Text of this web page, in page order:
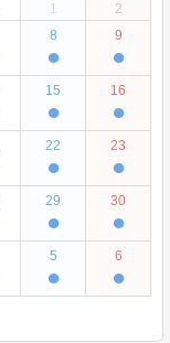
1
2
8
●
9
●
15
●
16
●
22
●
23
●
29
●
30
●
5
●
6
●